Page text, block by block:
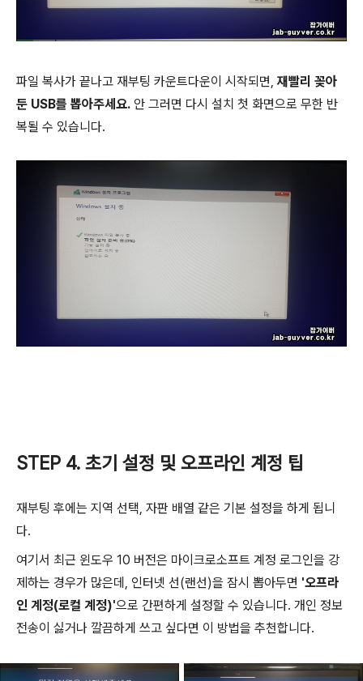
파일 복사가 끝나고 재부팅 카운트다운이 시작되면, 재빨리 꽂아
둔 USB를 뽑아주세요. 안 그러면 다시 설치 첫 화면으로 무한 반
복될 수 있습니다.
STEP 4. 초기 설정 및 오프라인 계정 팁
재부팅 후에는 지역 선택, 자판 배열 같은 기본 설정을 하게 됩니
다.
여기서 최근 윈도우 10 버전은 마이크로소프트 계정 로그인을 강
제하는 경우가 많은데, 인터넷 선(랜선)을 잠시 뽑아두면 '오프라
인 계정(로컬 계정)'으로 간편하게 설정할 수 있습니다. 개인 정보
전송이 싫거나 깔끔하게 쓰고 싶다면 이 방법을 추천합니다.